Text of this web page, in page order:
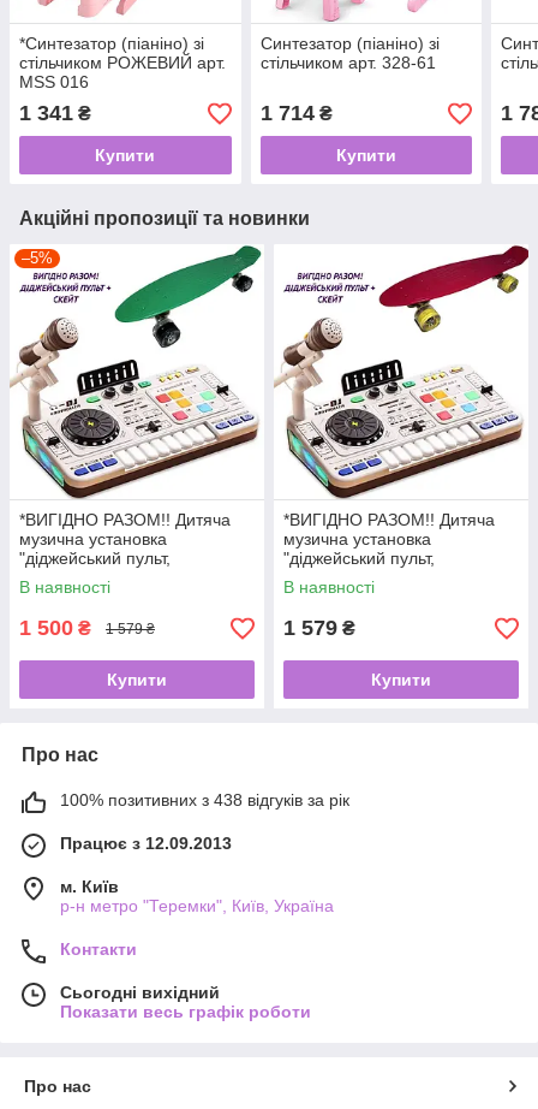
*Синтезатор (піаніно) зі
стільчиком РОЖЕВИЙ арт.
MSS 016
1 341 ₴
Купити
Синтезатор (піаніно) зі
стільчиком арт. 328-61
1 714₴
Купити
1
Акційні пропозиції та новинки
–5%
*ВИГІДНО РАЗОМ!! Дитяча
музична установка
"діджейський пульт,
синтезатор" арт. 8 D 8 B +
Скейт арт. 76761/4040
В наявності
1 500 ₴ 1 579 ₴
Купити
*ВИГІДНО РАЗОМ!! Дитяча
музична установка
"діджейський пульт,
синтезатор" арт. 8 D 8 B +
Скейт арт. 76761/0220
В наявності
1 579 ₴
Купити
Про нас
100% позитивних з 438 відгуків за рік
Працює з 12.09.2013
м. Київ
р-н метро "Теремки", Київ, Україна
Контакти
Сьогодні вихідний
Показати весь графік роботи
Про нас